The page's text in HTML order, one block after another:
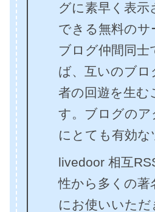
グに素早く表
できる無料のサ
ブログ仲間同士
ば、互いのブロ
者の回遊を生む
す。ブログの
にとても有効な
livedoor 相互
性から多くの著
にお使いいただ